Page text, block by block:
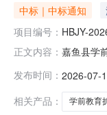
中标｜中标通知
项目编号： HBJY-
正文内容： 嘉鱼县学
段名称）
发布时间： 2026-07-
相关产品：
学前教育